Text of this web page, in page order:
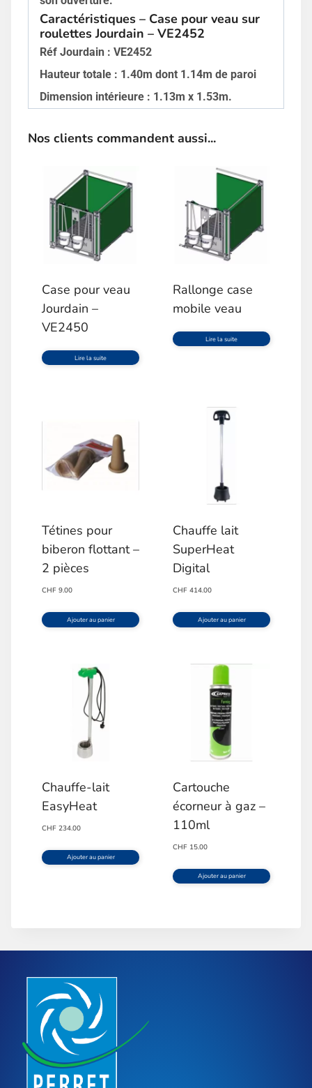
Caractéristiques – Case pour veau sur
roulettes Jourdain – VE2452
Réf Jourdain : VE2452
Hauteur totale : 1.40m dont 1.14m de paroi
Dimension intérieure : 1.13m x 1.53m.
Nos clients commandent aussi...
Case pour veau
Jourdain –
VE2450
Lire la suite
Rallonge case
mobile veau
Lire la suite
Tétines pour
biberon flottant –
2 pièces
CHF 9.00
Ajouter au panier
Chauffe lait
SuperHeat
Digital
CHF 414.00
Ajouter au panier
Chauffe-lait
EasyHeat
CHF 234.00
Ajouter au panier
Cartouche
écorneur à gaz –
110ml
CHF 15.00
Ajouter au panier